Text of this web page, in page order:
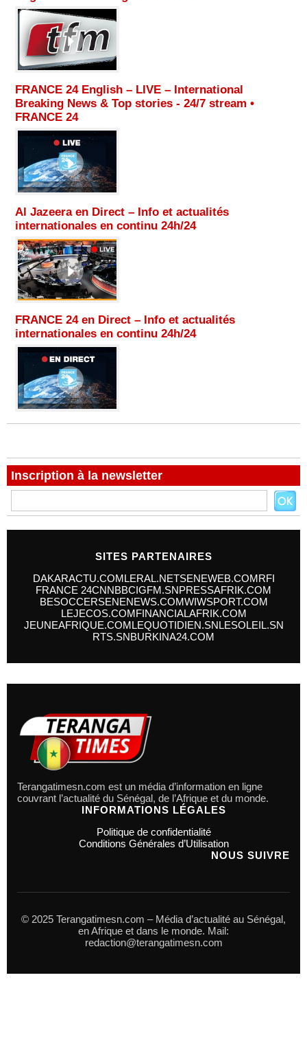
FRANCE 24 English – LIVE – International
Breaking News & Top stories - 24/7 stream •
FRANCE 24
Al Jazeera en Direct – Info et actualités
internationales en continu 24h/24
FRANCE 24 en Direct – Info et actualités
internationales en continu 24h/24
Inscription à la newsletter
SITES PARTENAIRES
DAKARACTU.COMLERAL.NETSENEWEB.COMRFI
FRANCE 24CNNBBCIGFM.SNPRESSAFRIK.COM
BESOCCERSENENEWS.COMWIWSPORT.COM
LEJECOS.COMFINANCIALAFRIK.COM
JEUNEAFRIQUE.COMLEQUOTIDIEN.SNLESOLEIL.SN
RTS.SNBURKINA24.COM
Terangatimesn.com est un média d’information en ligne
couvrant l’actualité du Sénégal, de l’Afrique et du monde.
INFORMATIONS LÉGALES
Politique de confidentialité
Conditions Générales d’Utilisation
NOUS SUIVRE
© 2025 Terangatimesn.com – Média d’actualité au Sénégal,
en Afrique et dans le monde. Mail:
redaction@terangatimesn.com